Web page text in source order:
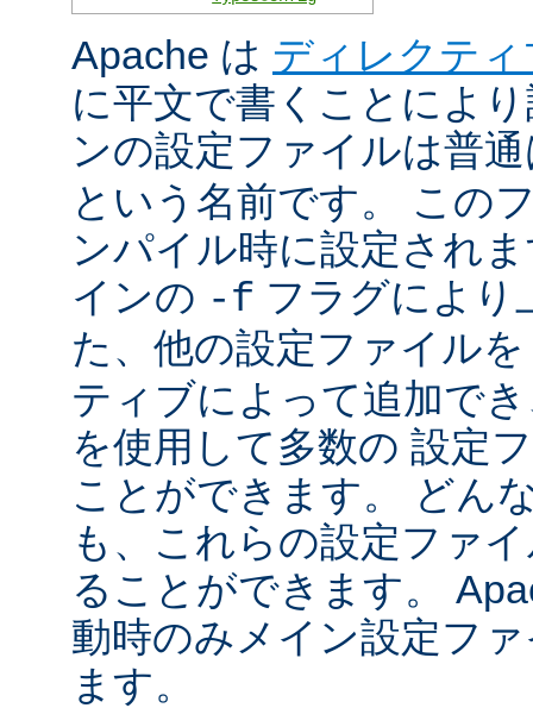
Apache は ディレクティ
に平文で書くことによ
ンの設定ファイルは普
という名前です。 この
ンパイル時に設定され
インの -f フラグにより
た、他の設定ファイル
ティブによって追加で
を使用して多数の 設定
ことができます。 どん
も、これらの設定ファ
ることができます。
動時のみメイン設定フ
ます。